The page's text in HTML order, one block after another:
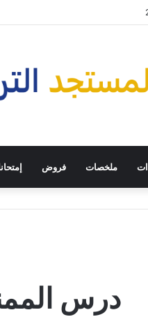
ملخصات فروض
درس